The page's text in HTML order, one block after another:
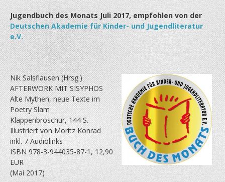
Jugendbuch des Monats Juli 2017, empfohlen von der
Deutschen Akademie für Kinder- und Jugendliteratur
e.V.
Nik Salsflausen (Hrsg.)
AFTERWORK MIT SISYPHOS
Alte Mythen, neue Texte im
Poetry Slam
Klappenbroschur, 144 S.
Illustriert von Moritz Konrad
inkl. 7 Audiolinks
ISBN 978-3-944035-87-1, 12,90
EUR
(Mai 2017)